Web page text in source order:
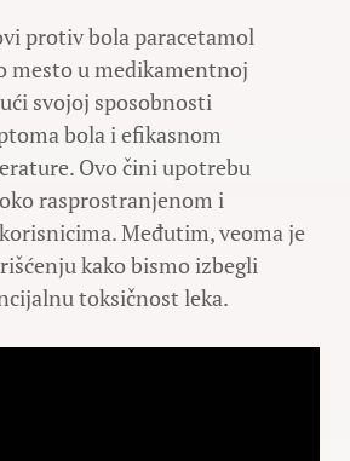
protiv bola paracetamol
mesto u medikamentnoj
svojoj sposobnosti
bola i efikasnom
Ovo čini upotrebu
rasprostranjenom i
Međutim, veoma je
kako bismo izbegli
toksičnost leka.